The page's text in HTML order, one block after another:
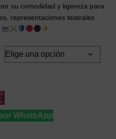
su comodidad y ligereza para
representaciones teatrales
WhatsApp